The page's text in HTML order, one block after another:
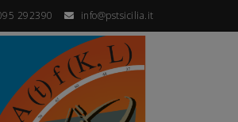
292390 info@pstsicilia.it